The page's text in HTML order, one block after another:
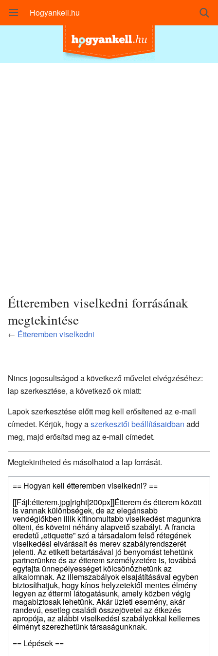
Hogyankell.hu
Étteremben viselkedni forrásának
megtekintése
← Étteremben viselkedni
Nincs jogosultságod a következő művelet elvégzéséhez:
lap szerkesztése, a következő ok miatt:
Lapok szerkesztése előtt meg kell erősítened az e-mail
címedet. Kérjük, hogy aszerkesztői beállításaidban add
meg, majd erősítsd meg az e-mail címedet.
Megtekintheted és másolhatod a lap forrását.